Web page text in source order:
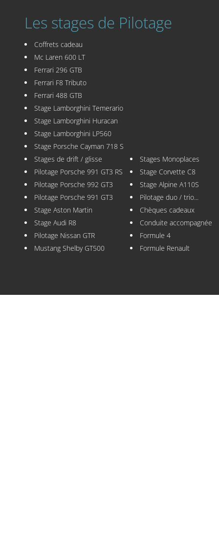
Les stages de Pilotage
Coffrets cadeau
Mc Laren 600 LT
Ferrari 296 GTB
Ferrari F8 Tributo
Ferrari 488 GTB
Stage Lamborghini Temerario
Stage Lamborghini Huracan
Stage Lamborghini LP560
Stage Porsche Cayman 718 S
Stages de drift / glisse
Pilotage Porsche 991 GT3 RS
Pilotage Porsche 992 GT3
Pilotage Porsche 991 GT3
Stage Aston Martin
Stage Audi R8
Pilotage Nissan GTR
Mustang Shelby GT500
Stages Monoplaces
Stage Corvette C8
Stage Alpine A110S
Pilotage duo / trio...
Chèques cadeaux
Conduite accompagnée
Formule 4
Formule Renault